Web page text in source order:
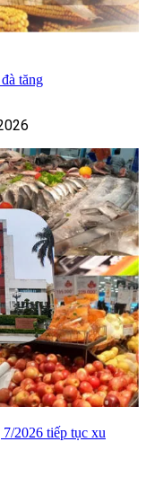
tăng
2026 tiếp tục xu